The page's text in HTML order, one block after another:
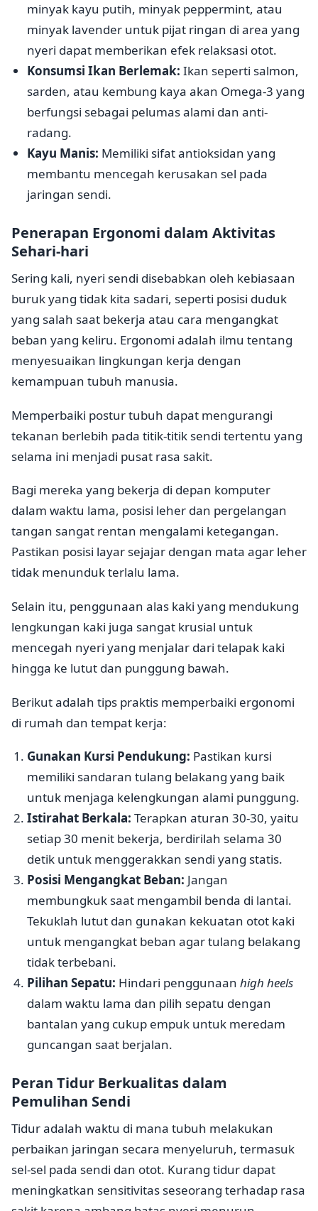
minyak kayu putih, minyak peppermint, atau
minyak lavender untuk pijat ringan di area yang
nyeri dapat memberikan efek relaksasi otot.
Konsumsi Ikan Berlemak: Ikan seperti salmon,
sarden, atau kembung kaya akan Omega-3 yang
berfungsi sebagai pelumas alami dan anti-
radang.
Kayu Manis: Memiliki sifat antioksidan yang
membantu mencegah kerusakan sel pada
jaringan sendi.
Penerapan Ergonomi dalam Aktivitas
Sehari-hari
Sering kali, nyeri sendi disebabkan oleh kebiasaan
buruk yang tidak kita sadari, seperti posisi duduk
yang salah saat bekerja atau cara mengangkat
beban yang keliru. Ergonomi adalah ilmu tentang
menyesuaikan lingkungan kerja dengan
kemampuan tubuh manusia.
Memperbaiki postur tubuh dapat mengurangi
tekanan berlebih pada titik-titik sendi tertentu yang
selama ini menjadi pusat rasa sakit.
Bagi mereka yang bekerja di depan komputer
dalam waktu lama, posisi leher dan pergelangan
tangan sangat rentan mengalami ketegangan.
Pastikan posisi layar sejajar dengan mata agar leher
tidak menunduk terlalu lama.
Selain itu, penggunaan alas kaki yang mendukung
lengkungan kaki juga sangat krusial untuk
mencegah nyeri yang menjalar dari telapak kaki
hingga ke lutut dan punggung bawah.
Berikut adalah tips praktis memperbaiki ergonomi
di rumah dan tempat kerja:
Gunakan Kursi Pendukung: Pastikan kursi
memiliki sandaran tulang belakang yang baik
untuk menjaga kelengkungan alami punggung.
Istirahat Berkala: Terapkan aturan 30-30, yaitu
setiap 30 menit bekerja, berdirilah selama 30
detik untuk menggerakkan sendi yang statis.
Posisi Mengangkat Beban: Jangan
membungkuk saat mengambil benda di lantai.
Tekuklah lutut dan gunakan kekuatan otot kaki
untuk mengangkat beban agar tulang belakang
tidak terbebani.
Pilihan Sepatu: Hindari penggunaan high heels
dalam waktu lama dan pilih sepatu dengan
bantalan yang cukup empuk untuk meredam
guncangan saat berjalan.
Peran Tidur Berkualitas dalam
Pemulihan Sendi
Tidur adalah waktu di mana tubuh melakukan
perbaikan jaringan secara menyeluruh, termasuk
sel-sel pada sendi dan otot. Kurang tidur dapat
meningkatkan sensitivitas seseorang terhadap rasa